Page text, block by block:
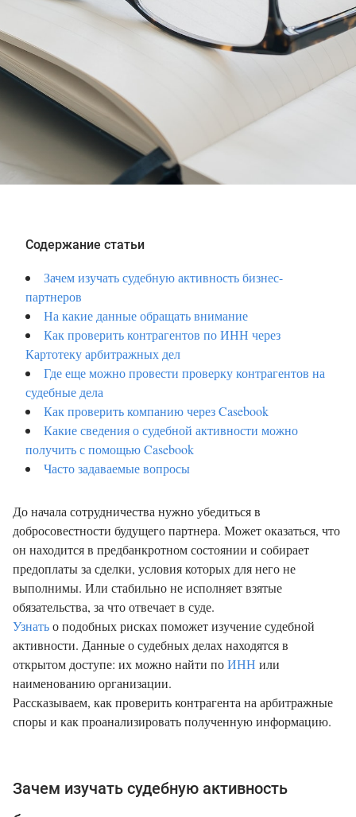
Содержание статьи
Зачем изучать судебную активность бизнес-
партнеров
На какие данные обращать внимание
Как проверить контрагентов по ИНН через
Картотеку арбитражных дел
Где еще можно провести проверку контрагентов на
судебные дела
Как проверить компанию через Casebook
Какие сведения о судебной активности можно
получить с помощью Casebook
Часто задаваемые вопросы
До начала сотрудничества нужно убедиться в
добросовестности будущего партнера. Может оказаться, что
он находится в предбанкротном состоянии и собирает
предоплаты за сделки, условия которых для него не
выполнимы. Или стабильно не исполняет взятые
обязательства, за что отвечает в суде.
Узнатьо подобных рисках поможет изучение судебной
активности. Данные о судебных делах находятся в
открытом доступе: их можно найти поИНН или
наименованию организации.
Рассказываем, как проверить контрагента на арбитражные
споры и как проанализировать полученную информацию.
Зачем изучать судебную активность